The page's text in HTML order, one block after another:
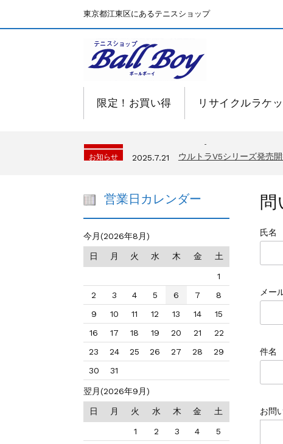
東京都江東区にあるテニスショップ
限定！お買い得 リサイクルラケッ
お知らせ ウルトラV5シリーズ発売
お知らせ 2025.7.15 BallBoyサイト再開！
氏名
メー
件名
お問
営業日カレンダー
今月(2026年8月)
日 月 火 水 木 金 土
1
2
3 4 5 6 7
8
9
10 11 12 13 14
15
16
17 18 19 20 21
22
23
24 25 26 27 28
29
30
31
翌月(2026年9月)
日 月 火 水 木 金 土
1 2 3 4
5